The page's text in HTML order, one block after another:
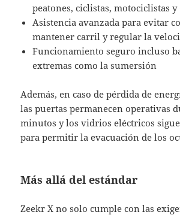
peatones, ciclistas, motociclistas
Asistencia avanzada para evitar
mantener carril y regular la
Funcionamiento seguro incluso
extremas como la sumersión
Además, en caso de pérdida de
las puertas permanecen operativas
minutos y los vidrios eléctricos
para permitir la evacuación de los
Más allá del estándar
Zeekr X no solo cumple con las